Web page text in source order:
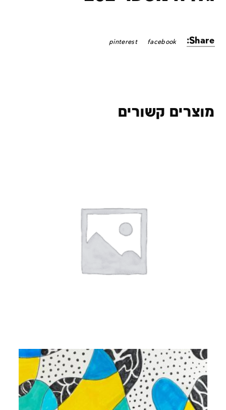
Share:
facebook
pinterest
מוצרים קשורים